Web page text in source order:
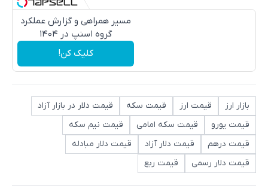
مسیر همراهی و گزارش عملکرد
گروه اسنپ در ۱۴۰۴
کلیک کن!
بازار ارز قیمت ارز قیمت سکه
قیمت دلار در بازار آزاد
قیمت یورو
قیمت سکه امامی
قیمت نیم سکه
قیمت درهم
قیمت دلار آزاد
قیمت دلار مبادله
قیمت دلار رسمی
قیمت ربع